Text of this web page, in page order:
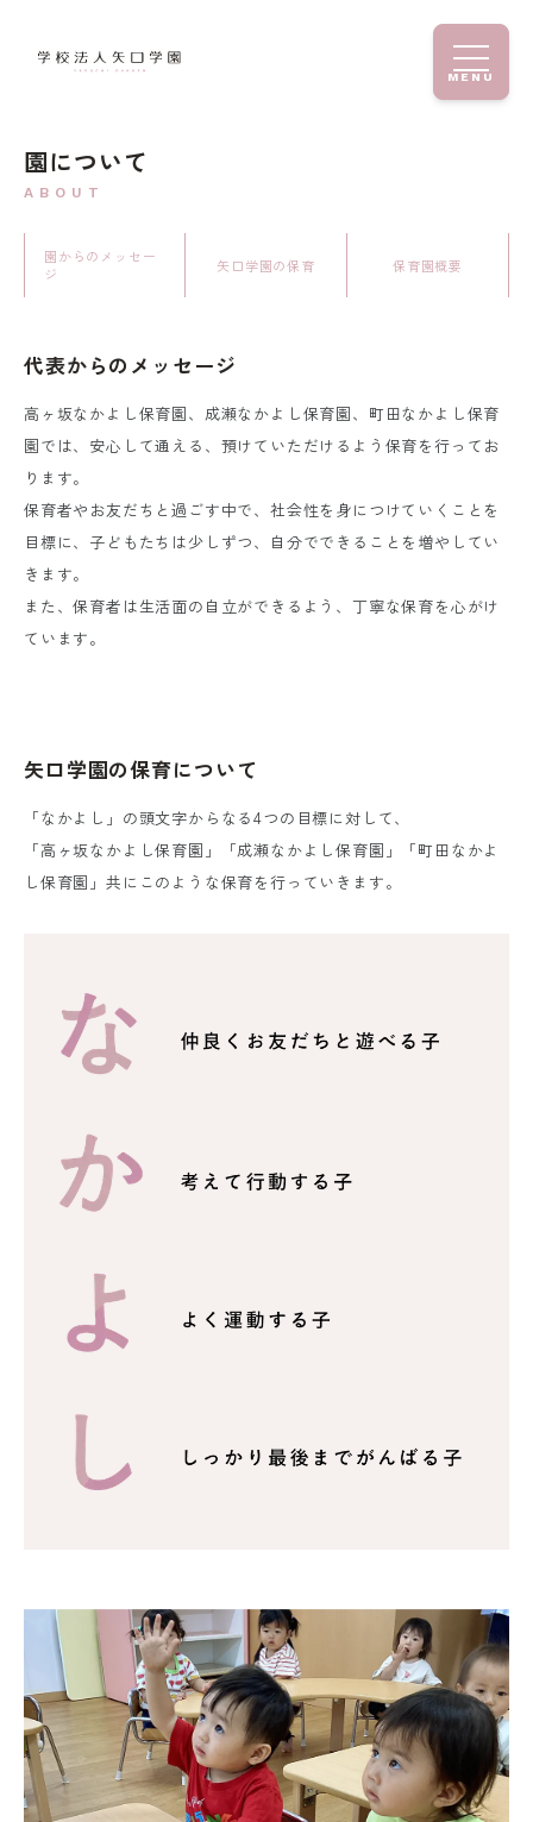
MENU
園について
ABOUT
園からのメッセー
ジ
矢口学園の保育 保育園概要
代表からのメッセージ
高ヶ坂なかよし保育園、成瀬なかよし保育園、町田なかよし保育
園では、安心して通える、 預けていただけるよう保育を行ってお
ります。
保育者やお友だちと過ごす中で、社会性を身につけていくことを
目標に、 子どもたちは少しずつ、自分でできることを増やしてい
きます。
また、保育者は生活面の自立ができるよう、丁寧な保育を心がけ
ています。
矢口学園の保育について
「なかよし」の頭文字からなる4つの目標に対して、
「高ヶ坂なかよし保育園」「成瀬なかよし保育園」「町田なかよ
し保育園」共に このような保育を行っていきます。